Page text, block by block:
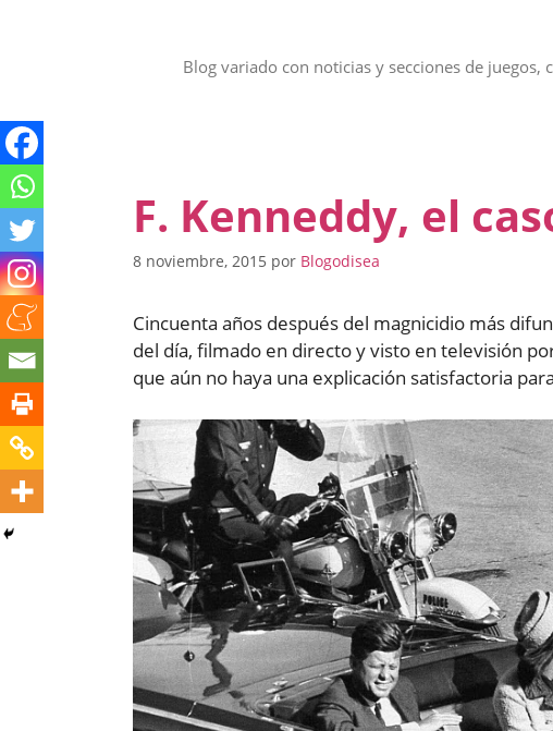
Blog variado con noticias y secciones de
F. Kenneddy, el
8 noviembre, 2015 por Blogodisea
Cincuenta años después del magnicidio más
del día, filmado en directo y visto en televisión
que aún no haya una explicación satisfactoria